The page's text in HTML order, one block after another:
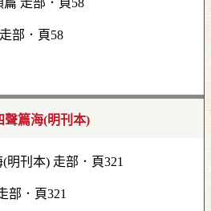
走部．頁58
聲篇海(明刊本)
部．頁321